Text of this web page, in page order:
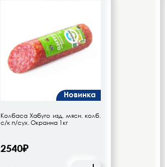
Новинка
Колбаса Хабуго изд. мясн. колб.
с/к п/сух. Окраина 1кг
2540₽